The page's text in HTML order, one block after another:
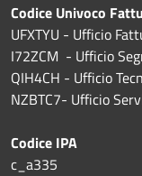
Codice Univoco
UFXTYU - Ufficio
I72ZCM - Ufficio
QIH4CH - Ufficio
NZBTC7- Ufficio
Codice IPA
c_a335